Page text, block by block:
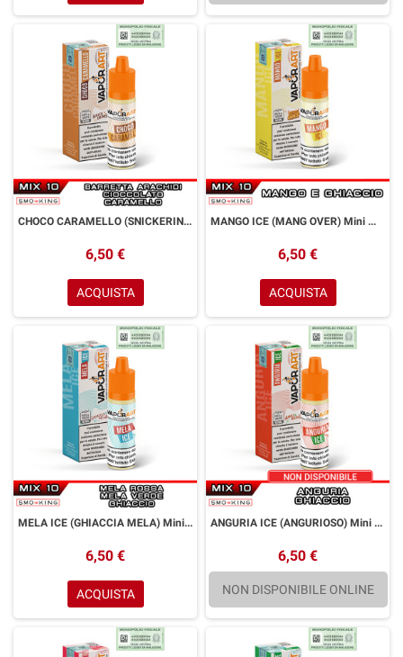
CHOCO CARAMELLO (SNICKERINO) Mini Mix&Vape 10 ml VAPORART Barretta al cioccolato Caramello Arachidi
6,50 €
ACQUISTA
MANGO ICE (MANG OVER) Mini Mix&Vape 10 ml VAPORART Mango Ice
6,50 €
ACQUISTA
MELA ICE (GHIACCIA MELA) Mini Mix&Vape 10 ml VAPORART Mela Rossa Mela Verde Ice
6,50 €
ACQUISTA
ANGURIA ICE (ANGURIOSO) Mini Mix&Vape 10 ml VAPORART Anguria Ice
6,50 €
NON DISPONIBILE ONLINE